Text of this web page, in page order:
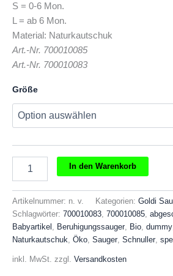
war:
€3,50€2,00.
S = 0-6 Mon.
L = ab 6 Mon.
Material: Naturkautschuk
Art.-Nr. 700010085
Art.-Nr. 700010083
Größe
Beruhigungsschnuller
Form
Menge
In den Warenkorb
Artikelnummer: n. v. Kategorien: Goldi
Schlagwörter: 700010083, 700010085,
Babyartikel , Beruhigungssauger, Bio, dummy
Naturkautschuk, Öko, Sauger, Schnuller,
inkl. MwSt. zzgl. Versandkosten